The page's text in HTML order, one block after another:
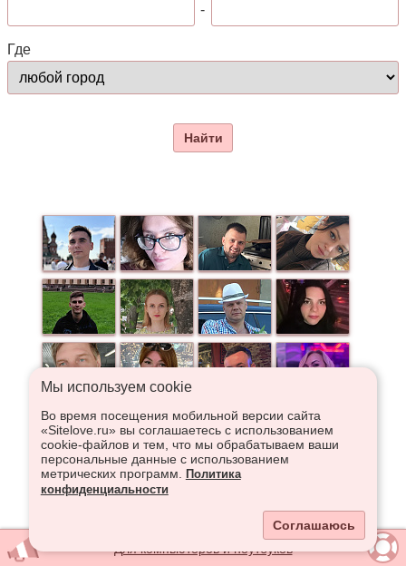
-
Где
Найти
Мы используем сookie
Во время посещения мобильной версии сайта
«Sitelove.ru» вы соглашаетесь с использованием
cookie-файлов и тем, что мы обрабатываем ваши
персональные данные с использованием
метрических программ.
Политика
конфиденциальности
Соглашаюсь
Для компьютеров и ноутбуков